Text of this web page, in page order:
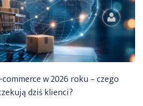
w 2026 roku – czego
dziś klienci?